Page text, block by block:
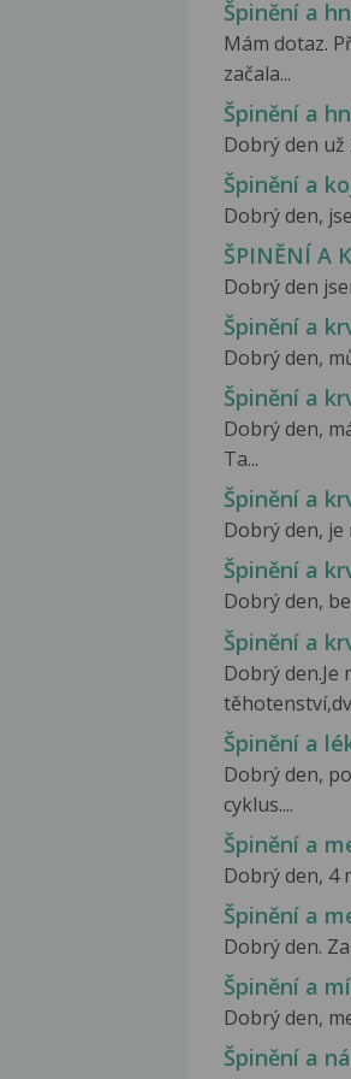
Špinění a
Mám dotaz.
začala...
Špinění a
Dobrý den už
Špinění a
Dobrý den,
ŠPINĚNÍ A
Dobrý den
Špinění a
Dobrý den,
Špinění a
Dobrý den,
Ta...
Špinění a
Dobrý den, je
Špinění a
Dobrý den,
Špinění a
Dobrý den.Je
Špinění a
Dobrý den,
cyklus....
Špinění a
Dobrý den, 4
Špinění a
Dobrý den.
Špinění a
Dobrý den,
Špinění a